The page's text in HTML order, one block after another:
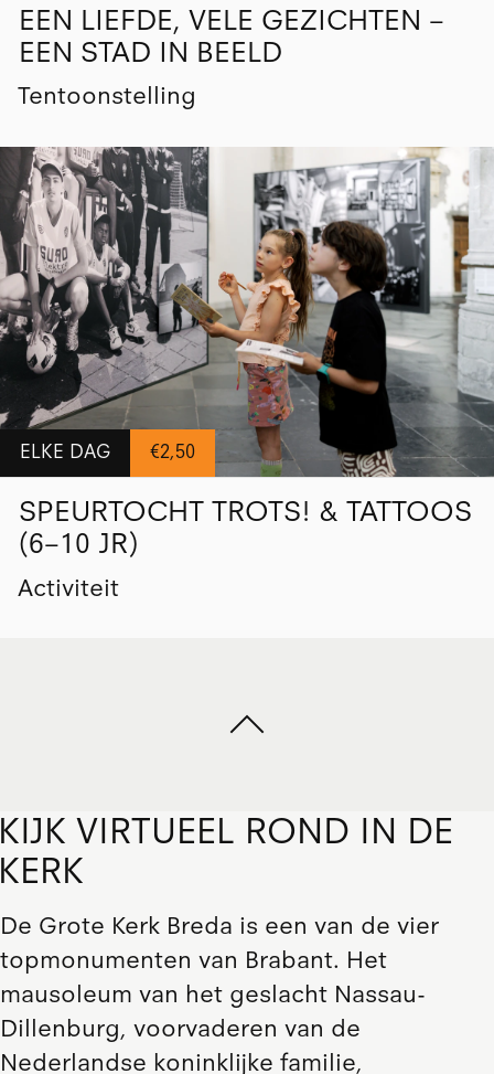
EEN LIEFDE, VELE GEZICHTEN –
EEN STAD IN BEELD
Tentoonstelling
ELKE DAG €2,50
SPEURTOCHT TROTS! & TATTOOS
(6–10 JR)
Activiteit
VIRTUEEL ROND IN DE
De Grote Kerk Breda is een van de vier
topmonumenten van Brabant. Het
mausoleum van het geslacht Nassau-
Dillenburg, voorvaderen van de
Nederlandse koninklijke familie,